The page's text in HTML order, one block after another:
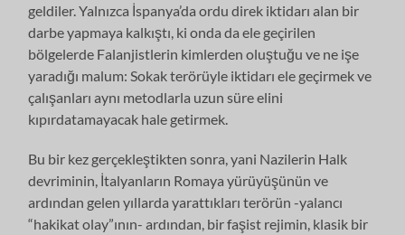
geldiler. Yalnızca İspanya’da ordu direk iktidarı alan bir
darbe yapmaya kalkıştı, ki onda da ele geçirilen
bölgelerde Falanjistlerin kimlerden oluştuğu ve ne işe
yaradığı malum: Sokak terörüyle iktidarı ele geçirmek ve
çalışanları aynı metodlarla uzun süre elini
kıpırdatamayacak hale getirmek.
Bu bir kez gerçekleştikten sonra, yani Nazilerin Halk
devriminin, İtalyanların Romaya yürüyüşünün ve
ardından gelen yıllarda yarattıkları terörün -yalancı
“hakikat olay”ının- ardından, bir faşist rejimin, klasik bir